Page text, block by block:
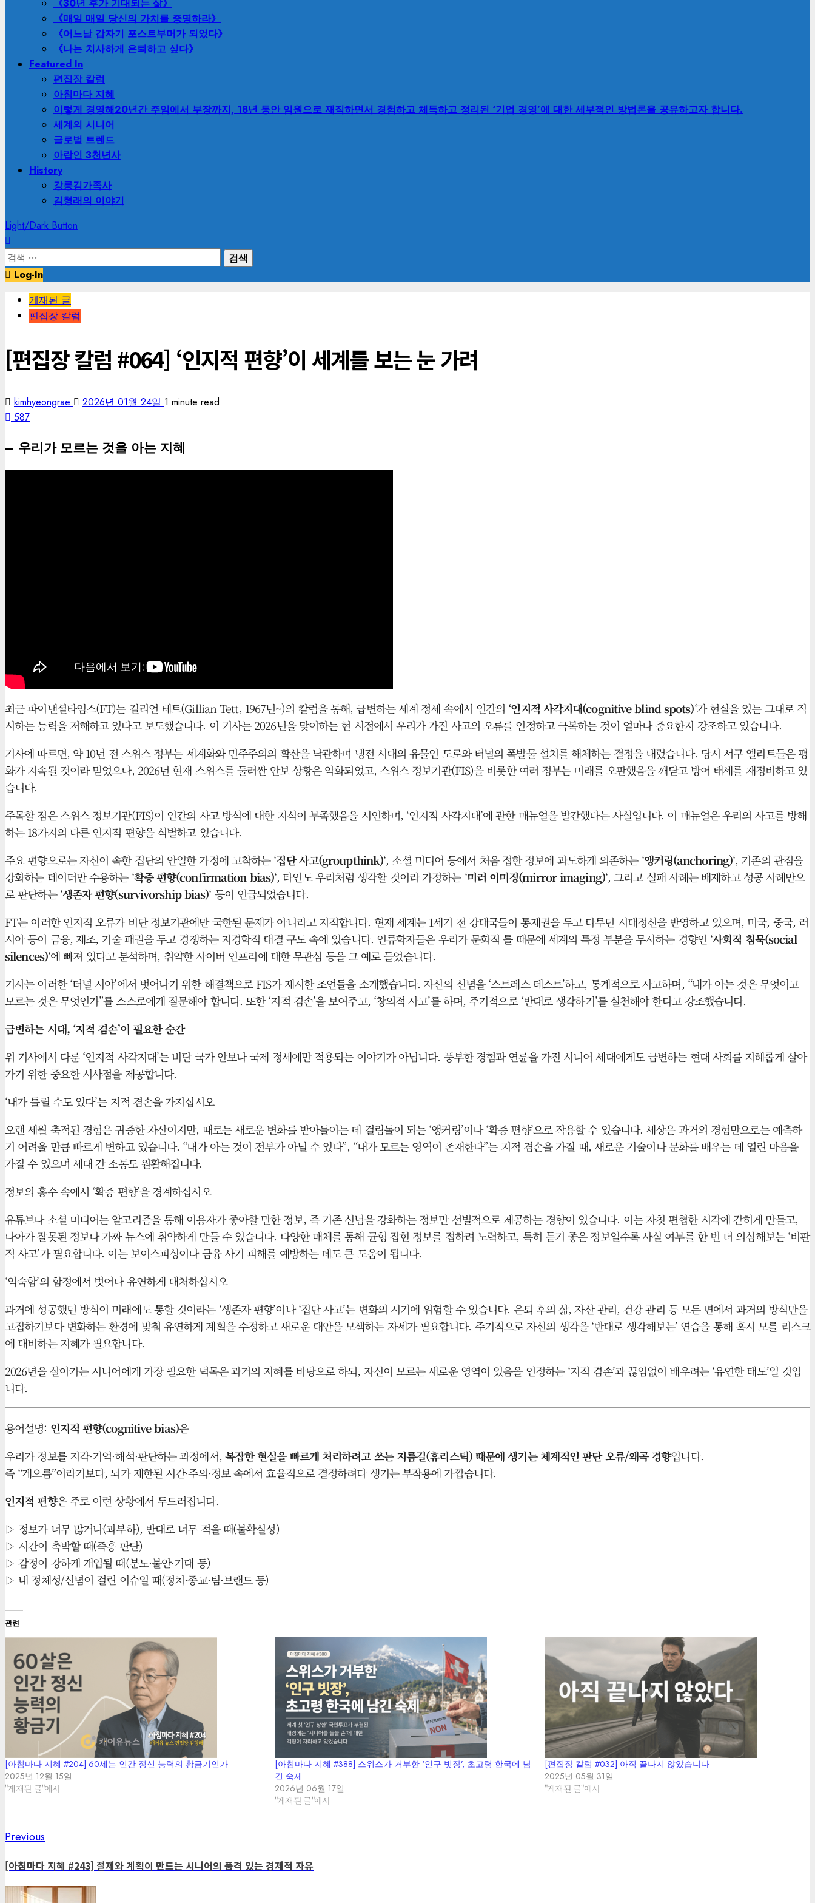
《30년 후가 기대되는 삶》
《매일 매일 당신의 가치를 증명하라》
《어느날 갑자기 포스트부머가 되었다》
《나는 치사하게 은퇴하고 싶다》
Featured In
편집장 칼럼
아침마다 지혜
이렇게 경영해20년간 주임에서 부장까지, 18년 동안 임원으로 재직하면서 경험하고 체득하고 정리된 ‘기업 경영’에 대한 세부적인 방법론을 공유하고자 합니다.
세계의 시니어
글로벌 트렌드
아랍인 3천년사
History
강릉김가족사
김형래의 이야기
Light/Dark Button
검
색:Log-In
게재된 글
편집장 칼럼
[편집장 칼럼 #064] ‘인지적 편향’이 세계를 보는 눈 가려
kimhyeongrae 2026년 01월 24일 1 minute read
587
– 우리가 모르는 것을 아는 지혜
최근 파이낸셜타임스(FT)는 길리언 테트(Gillian Tett, 1967년~)의 칼럼을 통해, 급변하는 세계 정세 속에서 인간의 ‘인지적 사각지대(cognitive blind spots)‘가 현실을 있는 그대로 직
시하는 능력을 저해하고 있다고 보도했습니다. 이 기사는 2026년을 맞이하는 현 시점에서 우리가 가진 사고의 오류를 인정하고 극복하는 것이 얼마나 중요한지 강조하고 있습니다.
기사에 따르면, 약 10년 전 스위스 정부는 세계화와 민주주의의 확산을 낙관하며 냉전 시대의 유물인 도로와 터널의 폭발물 설치를 해체하는 결정을 내렸습니다. 당시 서구 엘리트들은 평
화가 지속될 것이라 믿었으나, 2026년 현재 스위스를 둘러싼 안보 상황은 악화되었고, 스위스 정보기관(FIS)을 비롯한 여러 정부는 미래를 오판했음을 깨닫고 방어 태세를 재정비하고 있
습니다.
주목할 점은 스위스 정보기관(FIS)이 인간의 사고 방식에 대한 지식이 부족했음을 시인하며, ‘인지적 사각지대’에 관한 매뉴얼을 발간했다는 사실입니다. 이 매뉴얼은 우리의 사고를 방해
하는 18가지의 다른 인지적 편향을 식별하고 있습니다.
주요 편향으로는 자신이 속한 집단의 안일한 가정에 고착하는 ‘집단 사고(groupthink)‘, 소셜 미디어 등에서 처음 접한 정보에 과도하게 의존하는 ‘앵커링(anchoring)‘, 기존의 관점을
강화하는 데이터만 수용하는 ‘확증 편향(confirmation bias)‘, 타인도 우리처럼 생각할 것이라 가정하는 ‘미러 이미징(mirror imaging)‘, 그리고 실패 사례는 배제하고 성공 사례만으
로 판단하는 ‘생존자 편향(survivorship bias)‘ 등이 언급되었습니다.
FT는 이러한 인지적 오류가 비단 정보기관에만 국한된 문제가 아니라고 지적합니다. 현재 세계는 1세기 전 강대국들이 통제권을 두고 다투던 시대정신을 반영하고 있으며, 미국, 중국, 러
시아 등이 금융, 제조, 기술 패권을 두고 경쟁하는 지경학적 대결 구도 속에 있습니다. 인류학자들은 우리가 문화적 틀 때문에 세계의 특정 부분을 무시하는 경향인 ‘사회적 침묵(social
silences)‘에 빠져 있다고 분석하며, 취약한 사이버 인프라에 대한 무관심 등을 그 예로 들었습니다.
기사는 이러한 ‘터널 시야’에서 벗어나기 위한 해결책으로 FIS가 제시한 조언들을 소개했습니다. 자신의 신념을 ‘스트레스 테스트’하고, 통계적으로 사고하며, “내가 아는 것은 무엇이고
모르는 것은 무엇인가”를 스스로에게 질문해야 합니다. 또한 ‘지적 겸손’을 보여주고, ‘창의적 사고’를 하며, 주기적으로 ‘반대로 생각하기’를 실천해야 한다고 강조했습니다.
급변하는 시대, ‘지적 겸손’이 필요한 순간
위 기사에서 다룬 ‘인지적 사각지대’는 비단 국가 안보나 국제 정세에만 적용되는 이야기가 아닙니다. 풍부한 경험과 연륜을 가진 시니어 세대에게도 급변하는 현대 사회를 지혜롭게 살아
가기 위한 중요한 시사점을 제공합니다.
‘내가 틀릴 수도 있다’는 지적 겸손을 가지십시오
오랜 세월 축적된 경험은 귀중한 자산이지만, 때로는 새로운 변화를 받아들이는 데 걸림돌이 되는 ‘앵커링’이나 ‘확증 편향’으로 작용할 수 있습니다. 세상은 과거의 경험만으로는 예측하
기 어려울 만큼 빠르게 변하고 있습니다. “내가 아는 것이 전부가 아닐 수 있다”, “내가 모르는 영역이 존재한다”는 지적 겸손을 가질 때, 새로운 기술이나 문화를 배우는 데 열린 마음을
가질 수 있으며 세대 간 소통도 원활해집니다.
정보의 홍수 속에서 ‘확증 편향’을 경계하십시오
유튜브나 소셜 미디어는 알고리즘을 통해 이용자가 좋아할 만한 정보, 즉 기존 신념을 강화하는 정보만 선별적으로 제공하는 경향이 있습니다. 이는 자칫 편협한 시각에 갇히게 만들고,
나아가 잘못된 정보나 가짜 뉴스에 취약하게 만들 수 있습니다. 다양한 매체를 통해 균형 잡힌 정보를 접하려 노력하고, 특히 듣기 좋은 정보일수록 사실 여부를 한 번 더 의심해보는 ‘비판
적 사고’가 필요합니다. 이는 보이스피싱이나 금융 사기 피해를 예방하는 데도 큰 도움이 됩니다.
‘익숙함’의 함정에서 벗어나 유연하게 대처하십시오
과거에 성공했던 방식이 미래에도 통할 것이라는 ‘생존자 편향’이나 ‘집단 사고’는 변화의 시기에 위험할 수 있습니다. 은퇴 후의 삶, 자산 관리, 건강 관리 등 모든 면에서 과거의 방식만을
고집하기보다 변화하는 환경에 맞춰 유연하게 계획을 수정하고 새로운 대안을 모색하는 자세가 필요합니다. 주기적으로 자신의 생각을 ‘반대로 생각해보는’ 연습을 통해 혹시 모를 리스크
에 대비하는 지혜가 필요합니다.
2026년을 살아가는 시니어에게 가장 필요한 덕목은 과거의 지혜를 바탕으로 하되, 자신이 모르는 새로운 영역이 있음을 인정하는 ‘지적 겸손’과 끊임없이 배우려는 ‘유연한 태도’일 것입
니다.
용어설명: 인지적 편향(cognitive bias)은
우리가 정보를 지각·기억·해석·판단하는 과정에서, 복잡한 현실을 빠르게 처리하려고 쓰는 지름길(휴리스틱) 때문에 생기는 체계적인 판단 오류/왜곡 경향입니다.
즉 “게으름”이라기보다, 뇌가 제한된 시간·주의·정보 속에서 효율적으로 결정하려다 생기는 부작용에 가깝습니다.
인지적 편향은 주로 이런 상황에서 두드러집니다.
▷ 정보가 너무 많거나(과부하), 반대로 너무 적을 때(불확실성)
▷ 시간이 촉박할 때(즉흥 판단)
▷ 감정이 강하게 개입될 때(분노·불안·기대 등)
▷ 내 정체성/신념이 걸린 이슈일 때(정치·종교·팀·브랜드 등)
관련
[아침마다 지혜 #204] 60세는 인간 정신 능력의 황금기인가
2025년 12월 15일
"게재된 글"에서
[아침마다 지혜 #388] 스위스가 거부한 ‘인구 빗장’, 초고령 한국에 남
긴 숙제
2026년 06월 17일
"게재된 글"에서
[편집장 칼럼 #032] 아직 끝나지 않았습니다
2025년 05월 31일
"게재된 글"에서
Post
navigation
Previous
[아침마다 지혜 #243] 절제와 계획이 만드는 시니어의 품격 있는 경제적 자유